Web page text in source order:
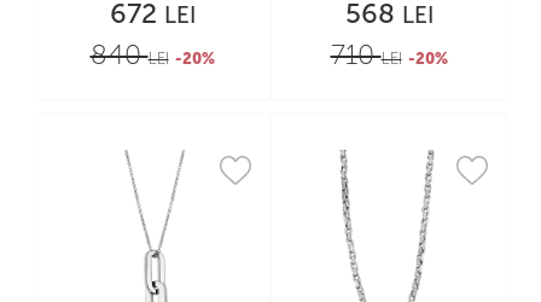
672 LEI
840LEI -20%
568 LEI
710LEI -20%